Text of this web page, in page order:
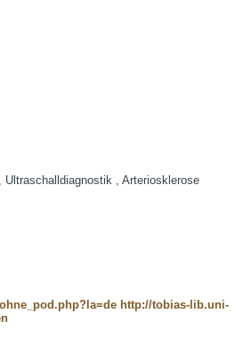
, Arteriosklerose
http://tobias-lib.uni-